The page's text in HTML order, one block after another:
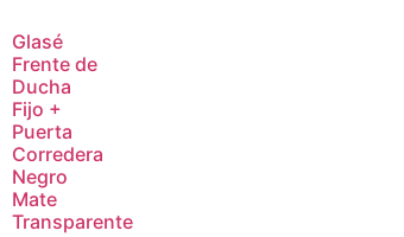
Glasé
Frente de
Ducha
Fijo +
Puerta
Corredera
Negro
Mate
Transparente